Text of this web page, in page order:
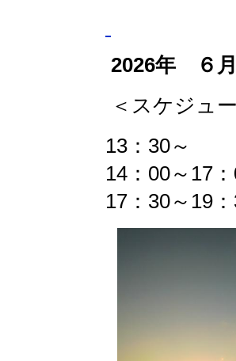
2026年 ６
＜ スケジュ
13：
14：00～17
17：30～19